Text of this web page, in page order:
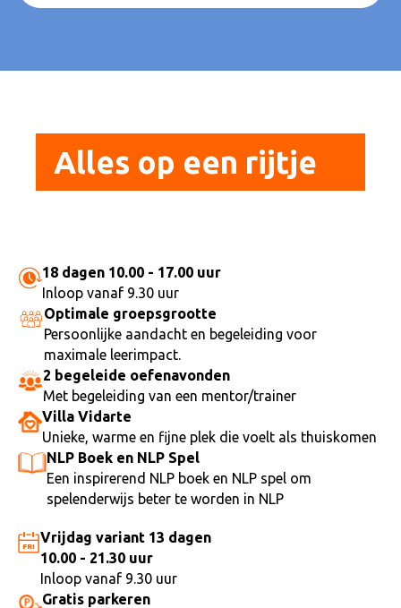
Alles op een rijtje
18 dagen 10.00 - 17.00 uur
Inloop vanaf 9.30 uur
Optimale groepsgrootte
Persoonlijke aandacht en begeleiding voor
maximale leerimpact.
2 begeleide oefenavonden
Met begeleiding van een mentor/trainer
Villa Vidarte
Unieke, warme en fijne plek die voelt als thuiskomen
NLP Boek en NLP Spel
Een inspirerend NLP boek en NLP spel om
spelenderwijs beter te worden in NLP
Vrijdag variant 13 dagen
10.00 - 21.30 uur
Inloop vanaf 9.30 uur
Gratis parkeren